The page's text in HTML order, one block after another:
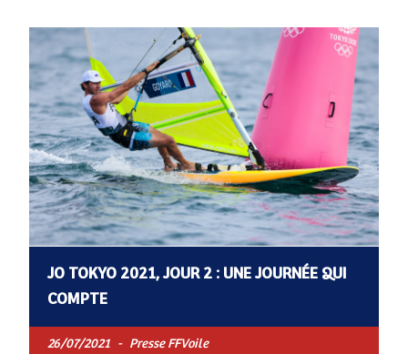
JO TOKYO 2021, JOUR 2 : UNE JOURNÉE QUI
COMPTE
26/07/2021 - Presse FFVoile